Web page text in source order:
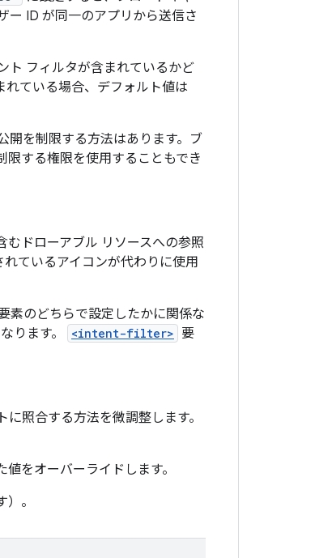
ー ID が同一のアプリから送信さ
ト フィルタが含まれているかど
れている場合、デフォルト値は
開を制限する方法はあります。ブ
限する権限を使用することもでき
ドローアブル リソースへの参照
ているアイコンが代わりに使用
素のどちらで設定したかに関係な
ります。
<intent-filter> 要
照合する方法を微調整します。
をオーバーライドします。
。